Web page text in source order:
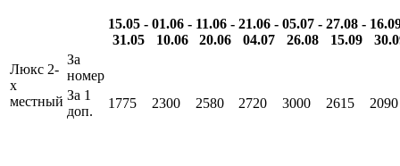
15.05 -
31.05
01.06 -
10.06
11.06 -
20.06
21.06 -
04.07
05.07 -
26.08
27.08 -
15.09
Люкс 2-
х
местный
За
номер
За 1
доп.
1775 2300 2580 2720 3000 2615 2090